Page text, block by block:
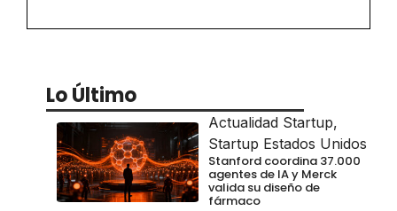
Lo Último
Actualidad Startup,
Startup Estados Unidos
Stanford coordina 37.000
agentes de IA y Merck
valida su diseño de
fármaco